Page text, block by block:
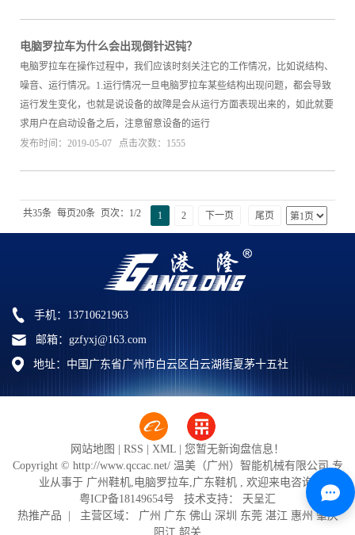
电脑罗拉车为什么会出现倒针迟钝？
电脑罗拉车在操作过程中，我们应该时刻关注它的工作情况，比如说结构、
噪音、运行情况。1.运行情况一旦电脑罗拉车某些结构出现问题，都会导致
运行发生变化，也就是说设备的故障是会从运行方面表现出来的，如此就要
求用户在启动设备之后，注意留意设备的运行
发布时间：2019-05-07 点击次数：1555
共35条 每页20条 页次：1/2 1 2 下一页 尾页
手机：13710621963
邮箱：gzfyxj@163.com
地址：中国广东省广州市白云区白云湖街夏茅十五社
网站地图 | RSS | XML | 您暂无新询盘信息！
Copyright © http://www.qccac.net/ 温美（广州）智能机械有限公司 专
业从事于 广州鞋机, 电脑罗拉车, 广东鞋机, 欢迎来电咨询!
粤ICP备18149654号 技术支持：
天呈汇
热推产品 | 主营区域： 广州 广东 佛山 深圳 东莞 湛江 惠州 肇庆
阳江 韶关